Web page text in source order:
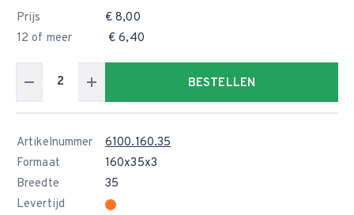
Prijs
€ 8,00
12 of meer
€ 6,40
BESTELLEN
Artikelnummer
6100.160.35
Formaat
160x35x3
Breedte
35
Levertijd